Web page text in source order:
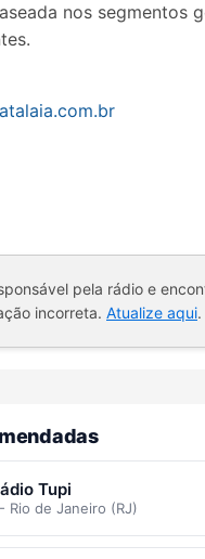
nos segmentos
pela rádio e
incorreta. Atualize aqui.
Tupi
Rio de Janeiro (RJ)